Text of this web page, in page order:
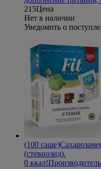
215Цена
Нет в наличии
Уведомить о
(100 саше)
(стевиозид).
0 ккал!Производитель